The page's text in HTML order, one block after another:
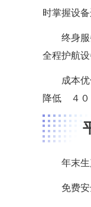
时掌握设备
终身
全程护航设
成本
降低 ４０
年末
免费